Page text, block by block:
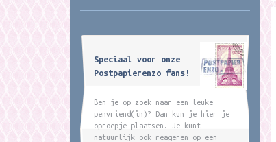
Speciaal voor onze
Postpapierenzo fans!
Ben je op zoek naar een leuke
penvriend(in)? Dan kun je hier je
oproepje plaatsen. Je kunt
natuurlijk ook reageren op een